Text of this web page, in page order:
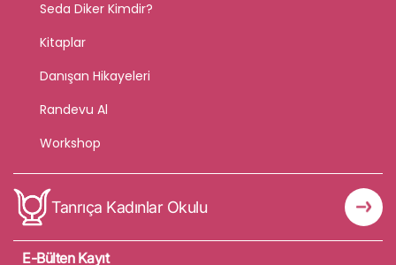
Seda Diker Kimdir?
Kitaplar
Danışan Hikayeleri
Randevu Al
Workshop
Tanrıça Kadınlar Okulu
E-Bülten Kayıt